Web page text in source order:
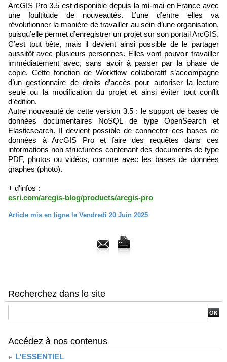
ArcGIS Pro 3.5 est disponible depuis la mi-mai en France avec
une foultitude de nouveautés. L’une d’entre elles va
révolutionner la manière de travailler au sein d’une organisation,
puisqu’elle permet d’enregistrer un projet sur son portail ArcGIS.
C’est tout bête, mais il devient ainsi possible de le partager
aussitôt avec plusieurs personnes. Elles vont pouvoir travailler
immédiatement avec, sans avoir à passer par la phase de
copie. Cette fonction de Workflow collaboratif s’accompagne
d’un gestionnaire de droits d’accès pour autoriser la lecture
seule ou la modification du projet et ainsi éviter tout conflit
d’édition.
Autre nouveauté de cette version 3.5 : le support de bases de
données documentaires NoSQL de type OpenSearch et
Elasticsearch. Il devient possible de connecter ces bases de
données à ArcGIS Pro et faire des requêtes dans ces
informations non structurées contenant des documents de type
PDF, photos ou vidéos, comme avec les bases de données
graphes (photo).
+ d'infos :
esri.com/arcgis-blog/products/arcgis-pro
Article mis en ligne le Vendredi 20 Juin 2025
Recherchez dans le site
Accédez à nos contenus
L'ESSENTIEL